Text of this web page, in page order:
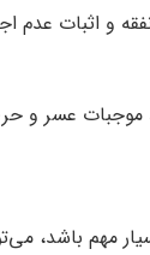
نفقه و اثبات
موجبات عسر و
مهم باشد،